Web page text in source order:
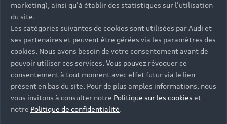
marketing), ainsi qu’à établir des statistiques sur l’utilisation
du site.
Les catégories suivantes de cookies sont utilisées par Audi et
ses partenaires et peuvent être gérées via les paramètres des
cookies. Nous avons besoin de votre consentement avant de
pouvoir utiliser ces services. Vous pouvez révoquer ce
consentement à tout moment avec effet futur via le lien
présent en bas du site. Pour de plus amples informations, nous
vous invitons à consulter notre Politique sur les cookies et
notre Politique de confidentialité.